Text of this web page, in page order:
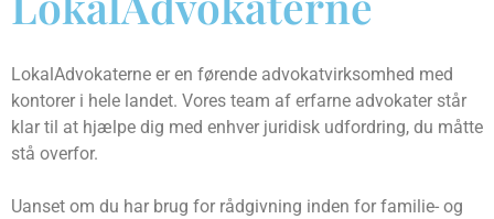
LokalAdvokaterne er en førende advokatvirksomhed med
kontorer i hele landet. Vores team af erfarne advokater står
klar til at hjælpe dig med enhver juridisk udfordring, du måtte
stå overfor.
Uanset om du har brug for rådgivning inden for familie- og